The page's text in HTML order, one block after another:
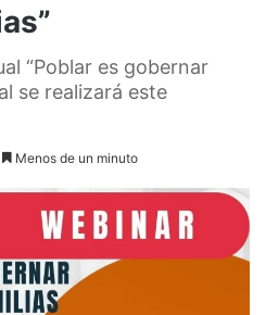
“Poblar es gobernar
se realizará este
Menos de un minuto